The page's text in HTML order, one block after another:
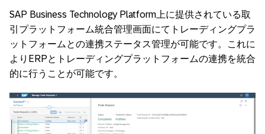
SAP Business Technology Platform上に提供されている取
引プラットフォーム統合管理画面にてトレーディングプラ
ットフォームとの連携ステータス管理が可能です。これに
よりERPとトレーディングプラットフォームの連携を統合
的に行うことが可能です。